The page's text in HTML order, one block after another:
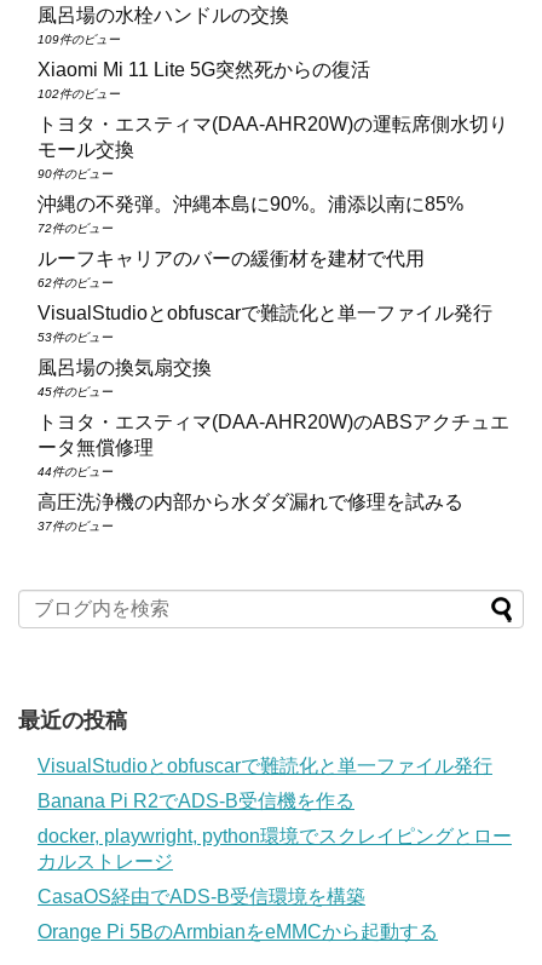
風呂場の水栓ハンドルの交換
109件のビュー
Xiaomi Mi 11 Lite 5G突然死からの復活
102件のビュー
トヨタ・エスティマ(DAA‑AHR20W)の運転席側水切り
モール交換
90件のビュー
沖縄の不発弾。沖縄本島に90%。浦添以南に85%
72件のビュー
ルーフキャリアのバーの緩衝材を建材で代用
62件のビュー
VisualStudioとobfuscarで難読化と単一ファイル発行
53件のビュー
風呂場の換気扇交換
45件のビュー
トヨタ・エスティマ(DAA‑AHR20W)のABSアクチュエ
ータ無償修理
44件のビュー
高圧洗浄機の内部から水ダダ漏れで修理を試みる
37件のビュー
最近の投稿
VisualStudioとobfuscarで難読化と単一ファイル発行
Banana Pi R2でADS-B受信機を作る
docker, playwright, python環境でスクレイピングとロー
カルストレージ
CasaOS経由でADS-B受信環境を構築
Orange Pi 5BのArmbianをeMMCから起動する